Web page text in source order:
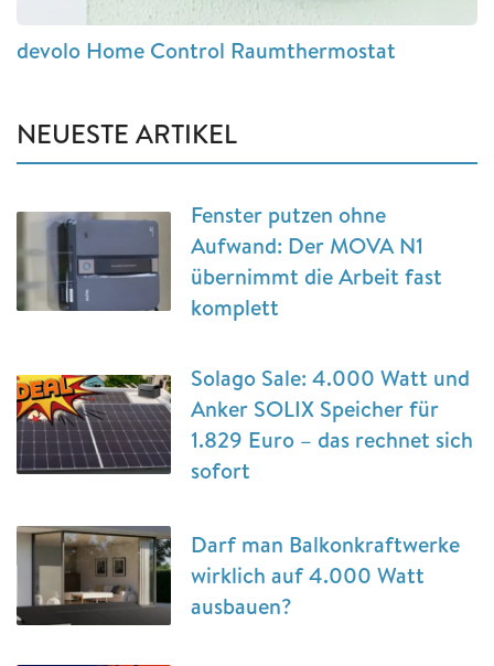
devolo Home Control Raumthermostat
NEUESTE ARTIKEL
Fenster putzen ohne
Aufwand: Der MOVA N1
übernimmt die Arbeit fast
komplett
Solago Sale: 4.000 Watt und
Anker SOLIX Speicher für
1.829 Euro – das rechnet sich
sofort
Darf man Balkonkraftwerke
wirklich auf 4.000 Watt
ausbauen?